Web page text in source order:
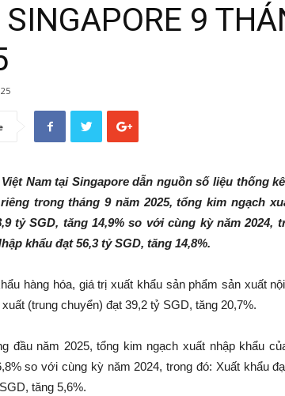
SINGAPORE 9
Nam tại Singapore dẫn nguồn số liệu thống
trong tháng 9 năm 2025, tổng kim ngạch
tỷ SGD, tăng 14,9% so với cùng kỳ năm 2024,
khẩu đạt 56,3 tỷ SGD, tăng 14,8%.
hàng hóa, giá trị xuất khẩu sản phẩm sản xuất
(trung chuyển) đạt 39,2 tỷ SGD, tăng 20,7%.
đầu năm 2025, tổng kim ngạch xuất nhập khẩu
so với cùng kỳ năm 2024, trong đó: Xuất khẩu
tăng 5,6%.